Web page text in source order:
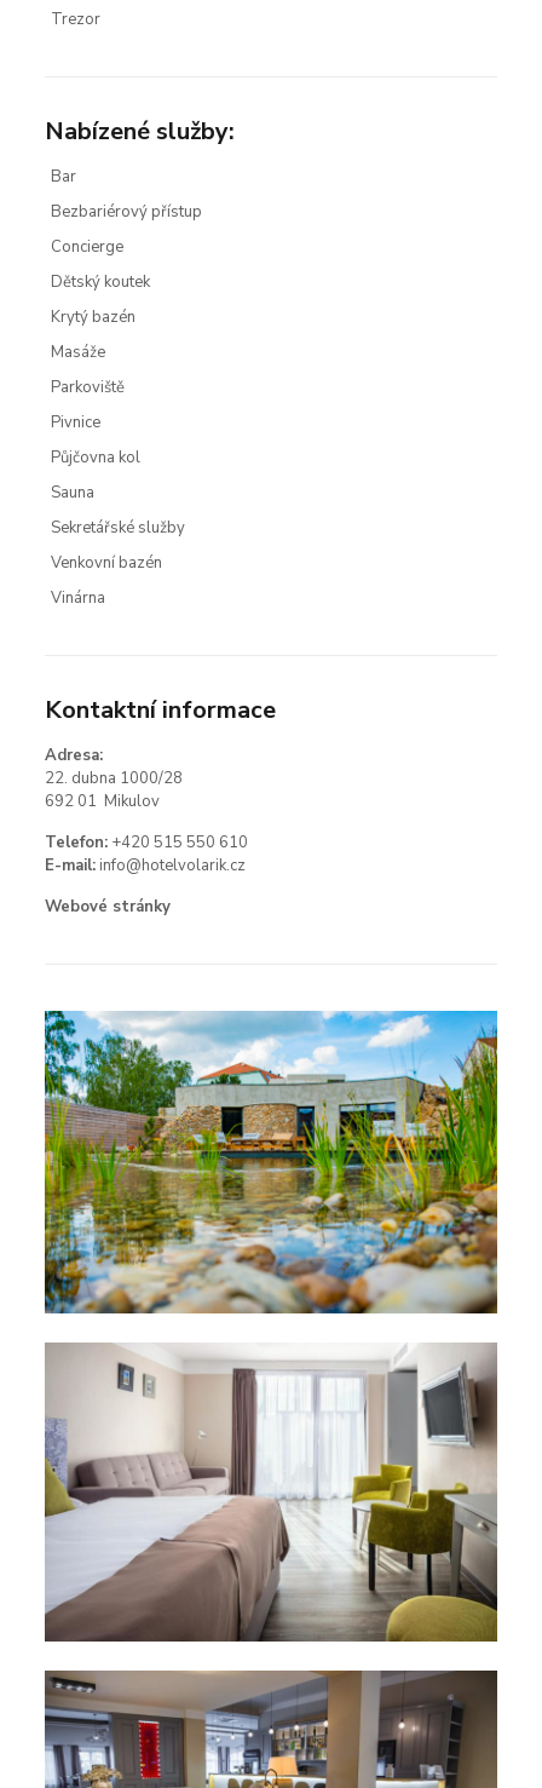
Trezor
Nabízené služby:
Bar
Bezbariérový přístup
Concierge
Dětský koutek
Krytý bazén
Masáže
Parkoviště
Pivnice
Půjčovna kol
Sauna
Sekretářské služby
Venkovní bazén
Vinárna
Kontaktní informace
Adresa:
22. dubna 1000/28
692 01 Mikulov
Telefon:+420 515 550 610
E-mail: info@hotelvolarik.cz
Webové stránky